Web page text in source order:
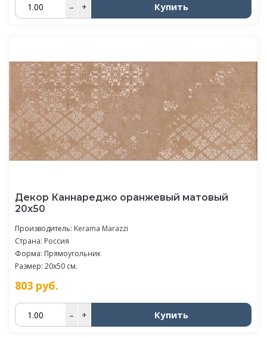
– + Купить
Декор Каннареджо оранжевый матовый
20x50
Производитель: Kerama Marazzi
Страна: Россия
Форма: Прямоугольник
Размер: 20x50 см.
803 руб.
– + Купить